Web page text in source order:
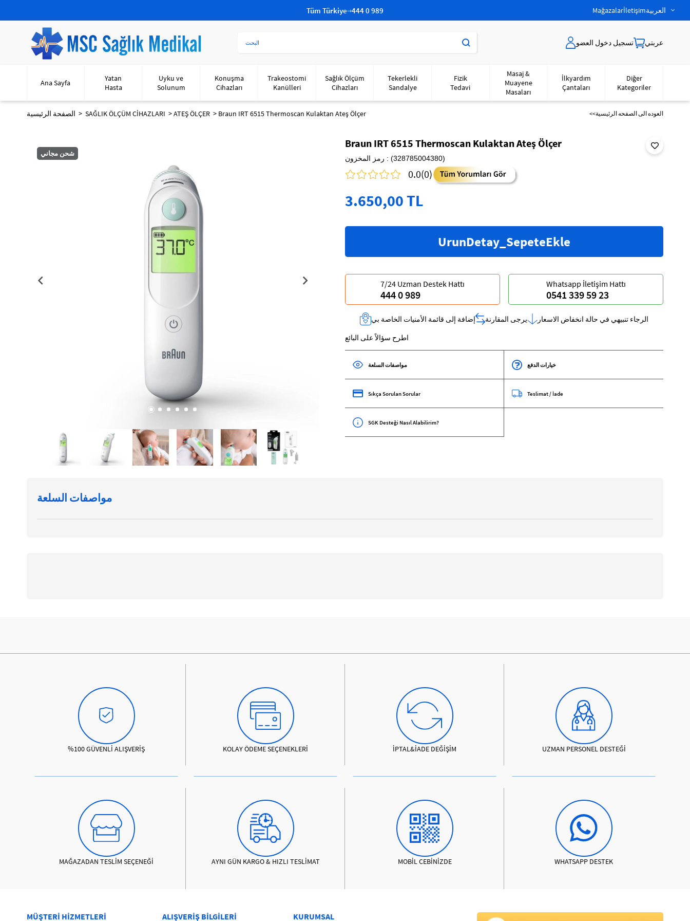
Tüm Türkiye 444 0 989 Mağazalarİletişimالعربية
تسجيل دخول العضو عربتي
Ana Sayfa
Yatan
Hasta
Uyku ve
Solunum
Konuşma
Cihazları
Trakeostomi
Kanülleri
Sağlık Ölçüm
Cihazları
Tekerlekli
Sandalye
Fizik
Tedavi
Masaj &
Muayene
Masaları
İlkyardım
Çantaları
Diğer
Kategoriler
الصفحة الرئيسية SAĞLIK ÖLÇÜM CİHAZLARI ATEŞ ÖLÇER Braun IRT 6515 Thermoscan Kulaktan Ateş Ölçer <<العوده‌ الی الصفحه‌ الرئیسیة
شحن مجاني
Braun IRT 6515 Thermoscan Kulaktan Ateş Ölçer
رمز المخزون (328785004380)
0.0(0)
3.650,00 TL
Whatsapp İletişim Hattı
0541 339 59 23
7/24 Uzman Destek Hattı
444 0 989
إضافة إلى قائمة الأمنيات الخاصة بي يرجى المقارنة الرجاء تنبيهي في حالة انخفاض الاسعار
اطرح سؤالاً على البائع
مواصفات السلعة خيارات الدفع
Sıkça Sorulan Sorular Teslimat / İade
SGK Desteği Nasıl Alabilirim?
مواصفات السلعة
%100 GÜVENLİ ALIŞVERİŞ KOLAY ÖDEME SEÇENEKLERİ İPTAL&İADE DEĞİŞİM UZMAN PERSONEL DESTEĞİ
MAĞAZADAN TESLİM SEÇENEĞİ AYNI GÜN KARGO & HIZLI TESLİMAT MOBİL CEBİNİZDE WHATSAPP DESTEK
MÜŞTERİ HİZMETLERİ ALIŞVERİŞ BİLGİLERİ KURUMSAL